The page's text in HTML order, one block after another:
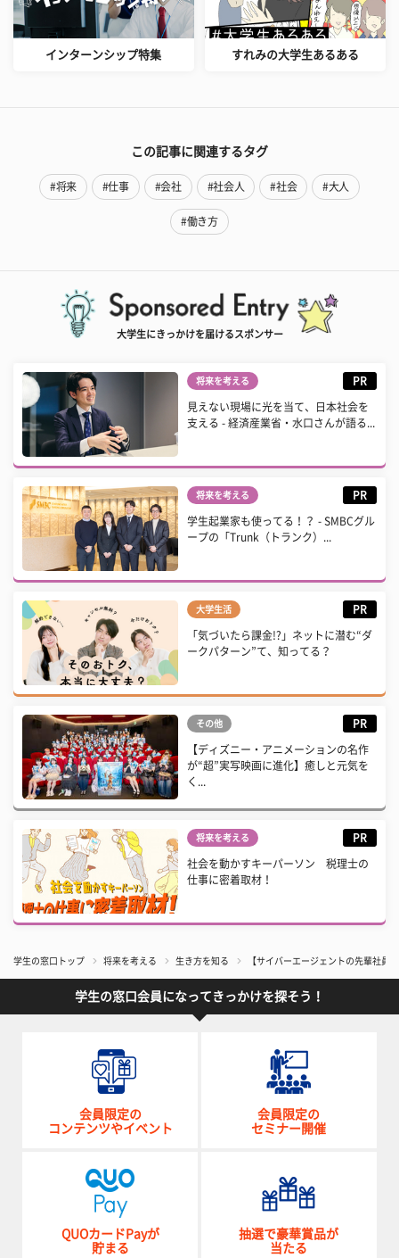
インターンシップ特集 すれみの大学生あるある
この記事に関連するタグ
#将来 #仕事 #会社 #社会人 #社会 #大人
#働き方
大学生にきっかけを届けるスポンサー
将来を考える PR
見えない現場に光を当て、日本社会を
支える - 経済産業省・水口さんが語る...
将来を考える PR
学生起業家も使ってる！？ - SMBCグル
ープの「Trunk（トランク）...
大学生活 PR
「気づいたら課金!?」ネットに潜む“ダ
ークパターン”て、知ってる？
その他 PR
【ディズニー・アニメーションの名作
が“超”実写映画に進化】癒しと元気を
く...
将来を考える PR
社会を動かすキーパーソン 税理士の
仕事に密着取材！
学生の窓口トップ 将来を考える 生き方を知る 【サイバーエージェントの先輩社員
学生の窓口会員になってきっかけを探そう！
会員限定の
コンテンツやイベント
会員限定の
セミナー開催
QUOカードPayが
貯まる
抽選で豪華賞品が
当たる